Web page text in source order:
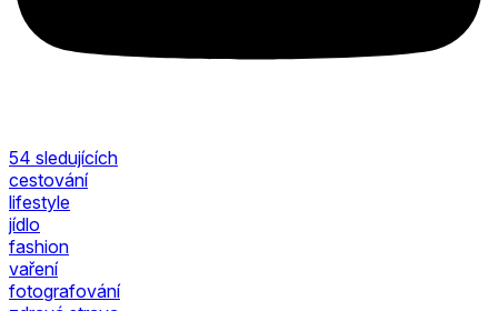
54 sledujících
cestování
lifestyle
jídlo
fashion
vaření
fotografování